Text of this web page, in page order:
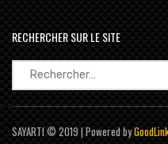
RECHERCHER SUR LE SITE
Rechercher :
SAYARTI © 2019 | Powered by